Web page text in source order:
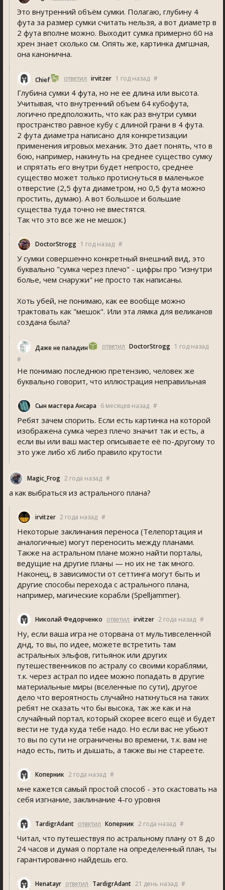
Это внутренний объём сумки. Полагаю, глубину 4
фута за размер сумки считать нельзя, а вот диаметр в
2 фута вполне можно. Выходит сумка примерно 60 на
хрен знает сколько см. Опять же, картинка дмгшная,
она канонична.
Chief ответил irvitzer 1 год назад #
Глубина сумки 4 фута, но не ее длина или высота.
Учитывая, что внутренний объем 64 кубофута,
логично предположить, что как раз внутри сумки
пространство равное кубу с длиной грани в 4 фута.
2 фута диаметра написано для конкретизации
применения игровых механик. Это дает понять, что в
бою, например, накинуть на среднее существо сумку
и спрятать его внутри будет непросто, среднее
существо может только протиснуться в маленькое
отверстие (2,5 фута диаметром, но 0,5 фута можно
простить, думаю). А вот большое и большие
существа туда точно не вместятся.
Так что это все же не мешок.)
DoctorStrogg 1 год назад #
У сумки совершенно конкретный внешний вид, это
буквально "сумка через плечо" - цифры про "изнутри
болье, чем снаружи" не просто так написаны.
Хоть убей, не понимаю, как ее вообще можно
трактовать как "мешок". Или эта лямка для великанов
создана была?
Даже не паладин ответил DoctorStrogg 1 год назад
#
Не понимаю последнюю претензию, человек же
буквально говорит, что иллюстрация неправильная
Сын мастера Ансара 6 месяцев назад #
Ребят зачем спорить. Если есть картинка на которой
изображена сумка через плечо значит так и есть, а
если вы или ваш мастер описываете её по-другому то
это уже либо хб либо правило крутости
Magic_Frog 2 года назад #
а как выбраться из астрального плана?
irvitzer 2 года назад #
Некоторые заклинания переноса (Телепортация и
аналогичные) могут переносить между планами.
Также на астральном плане можно найти порталы,
ведущие на другие планы — но их не так много.
Наконец, в зависимости от сеттинга могут быть и
другие способы перехода с астрального плана,
например, магические корабли (Spelljammer).
Николай Федорченко ответил irvitzer 2 года назад #
Ну, если ваша игра не оторвана от мультивселенной
днд, то вы, по идее, можете встретить там
астральных эльфов, гитьянок или других
путешественников по астралу со своими кораблями,
т.к. через астрал по идее можно попадать в другие
материальные миры (вселенные по сути), другое
дело что вероятность случайно наткнуться на таких
ребят не сказать что бы высока, так же как и на
случайный портал, который скорее всего ещё и будет
вести не туда куда тебе надо. Но если вас не убьют
то вы по сути не ограничены во времени, т.к. вам не
надо есть, пить и дышать, а также вы не стареете.
Коперник 2 года назад #
мне кажется самый простой способ - это скастовать на
себя изгнание, заклинание 4-го уровня
TardigrAdant ответил Коперник 2 года назад #
Читал, что путешествуя по астральному плану от 8 до
24 часов и думая о портале на определенный план, ты
гарантированно найдешь его.
Henatayr ответил TardigrAdant 21 день назад #